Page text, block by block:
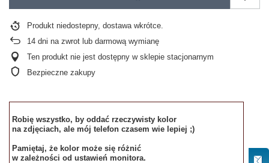
Produkt niedostepny, dostawa wkrótce
14 dni na zwrot lub darmową wymianę
Ten produkt nie jest dostępny w sklepie stacjonarnym
Bezpieczne zakupy
Robię wszystko, by oddać rzeczywisty kolor
na zdjęciach, ale mój telefon czasem wie lepiej ;)
Pamiętaj, że kolor może się różnić
w zależności od ustawień monitora.